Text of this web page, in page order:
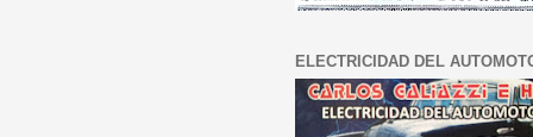
ELECTRICIDAD DEL